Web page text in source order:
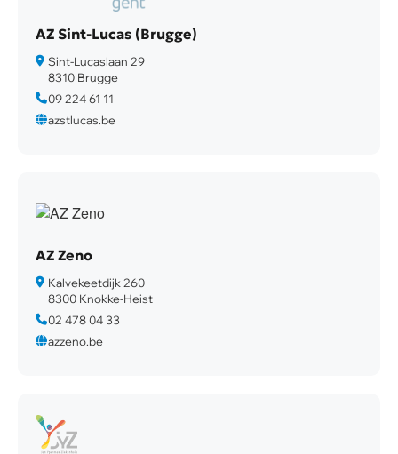
AZ Sint-Lucas (Brugge)
Sint-Lucaslaan 29
8310 Brugge
09 224 61 11
azstlucas.be
AZ Zeno
Kalvekeetdijk 260
8300 Knokke-Heist
02 478 04 33
azzeno.be